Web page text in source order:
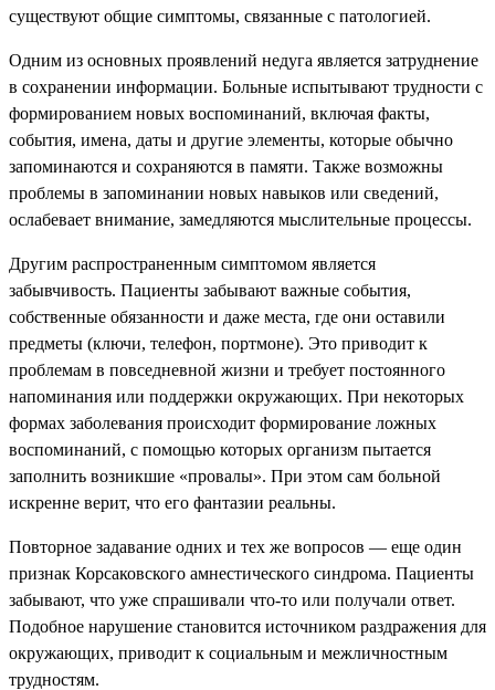
существуют общие симптомы, связанные с патологией.
Одним из основных проявлений недуга является затруднение
в сохранении информации. Больные испытывают трудности с
формированием новых воспоминаний, включая факты,
события, имена, даты и другие элементы, которые обычно
запоминаются и сохраняются в памяти. Также возможны
проблемы в запоминании новых навыков или сведений,
ослабевает внимание, замедляются мыслительные процессы.
Другим распространенным симптомом является
забывчивость. Пациенты забывают важные события,
собственные обязанности и даже места, где они оставили
предметы (ключи, телефон, портмоне). Это приводит к
проблемам в повседневной жизни и требует постоянного
напоминания или поддержки окружающих. При некоторых
формах заболевания происходит формирование ложных
воспоминаний, с помощью которых организм пытается
заполнить возникшие «провалы». При этом сам больной
искренне верит, что его фантазии реальны.
Повторное задавание одних и тех же вопросов — еще один
признак Корсаковского амнестического синдрома. Пациенты
забывают, что уже спрашивали что-то или получали ответ.
Подобное нарушение становится источником раздражения для
окружающих, приводит к социальным и межличностным
трудностям.